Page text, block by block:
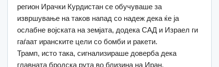
регион Ирачки Курдистан се обучуваше за
извршување на таков напад со надеж дека ќе ја
ослабне војската на земјата, додека САД и Израел ги
гаѓаат иранските цели со бомби и ракети.
Трамп, исто така, сигнализираше доверба дека
главната бродска рута во близина на Иран,